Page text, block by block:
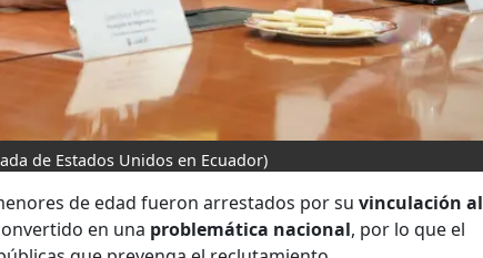
de Estados Unidos en Ecuador)
de edad fueron arrestados por su vinculación al
en una problemática nacional, por lo que el